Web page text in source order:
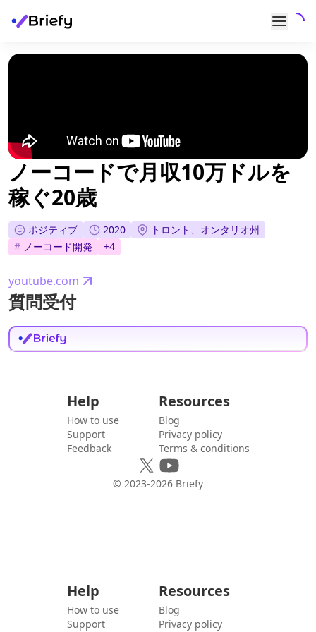
ノーコードで月収10万ドルを
稼ぐ20歳
ポジティブ 2020
トロント、オンタリオ州
# ノーコード開発 +4
youtube.com
質問受付
Help
How to use
Support
Feedback
Resources
Blog
Privacy policy
Terms & conditions
© 2023-2026 Briefy
Help
How to use
Support
Resources
Blog
Privacy policy